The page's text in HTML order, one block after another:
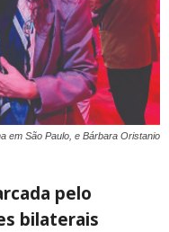
em São Paulo, e Bárbara Oristanio
pelo
bilaterais